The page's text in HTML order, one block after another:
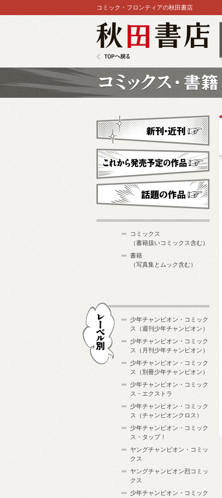
コミック・フロンティアの秋田書店
新刊・近刊
これから発売予定
コミックス
（書籍扱いコミックス含む）
書籍
（写真集とムック含む）
少年チャンピオン・コミック
ス（週刊少年チャンピオン）
少年チャンピオン・コミック
ス（月刊少年チャンピオン）
少年チャンピオン・コミック
ス（別冊少年チャンピオン）
少年チャンピオン・コミック
ス・エクストラ
少年チャンピオン・コミック
ス（チャンピオンクロス）
少年チャンピオン・コミック
ス・タップ！
ヤングチャンピオン・コミッ
クス
ヤングチャンピオン烈コミッ
クス
少年チャンピオン・コミック